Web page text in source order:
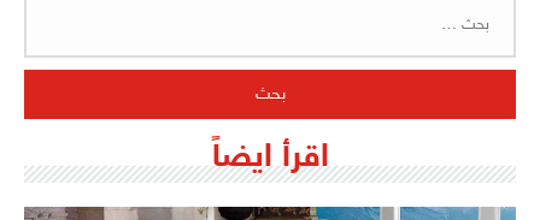
اقرأ ايضاً